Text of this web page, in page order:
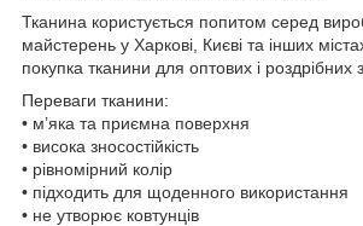
Тканина користується попитом серед
майстерень у Харкові, Києві та інших
покупка тканини для оптових і роздрібних
Переваги тканини:
• м’яка та приємна поверхня
• висока зносостійкість
• рівномірний колір
• підходить для щоденного використання
• не утворює ковтунців